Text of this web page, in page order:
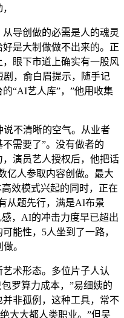
导创做的必需是人的魂灵
是大制做做不出来的。正
眼下市道上确实有一股风
，俞白眉提示，随手记
“AI艺人库”，”他用收集
不清晰的空气。从业者
需要了”。没有做者的
演员艺人授权后，他把话
亿人参取内容创做。最大
效模式兴起的同时，正在
从题先行，满是AI布景
，AI的冲击力度早已超出
能性，5人坐到了一路，
。
术形态。多位片子人认
罗算力成本，”易细姨的
非孤例，这种工具，常不
大大都人类职业。”但吴